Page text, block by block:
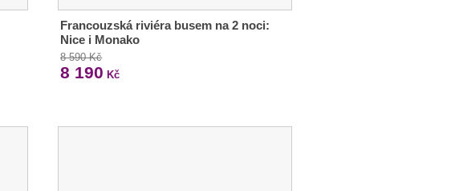
Francouzská riviéra busem na 2 noci:
Nice i Monako
8 590 Kč
8 190 Kč